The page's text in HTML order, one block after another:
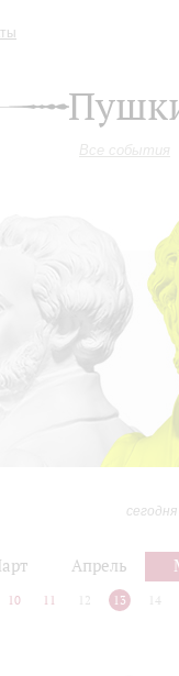
Все события
Апрель
10 11 12 13 14